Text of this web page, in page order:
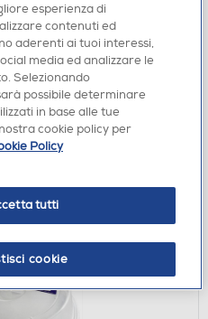
R20AA01-BIANCO
verifica
esperienza di
contenuti ed
aderenti ai tuoi interessi,
media ed analizzare le
Selezionando
possibile determinare
in base alle tue
cookie policy per
Policy
tutti
cookie